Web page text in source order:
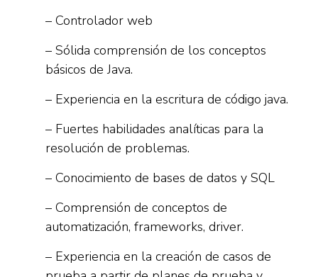
– Controlador web
– Sólida comprensión de los conceptos
básicos de Java.
– Experiencia en la escritura de código java.
– Fuertes habilidades analíticas para la
resolución de problemas.
– Conocimiento de bases de datos y SQL
– Comprensión de conceptos de
automatización, frameworks, driver.
– Experiencia en la creación de casos de